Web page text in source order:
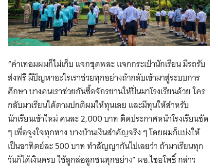
Search
for:
“ค่าเทอมผมก็ไม่เก็บ แจกชุดพละ แจกกระเป๋านักเรียน มีรถรับ
ส่งฟรี มีปัญหาอะไรเราช่วยทุกอย่างถ้ากลับเข้ามาสู่ระบบการ
ศึกษา บางคนเราช่วยกันซื้อจักรยานให้ปั่นมาโรงเรียนด้วย ใคร
กลับมาเรียนได้ตามปกติผมให้ทุนเลย และมีทุนให้สำหรับ
นักเรียนเข้าใหม่ คนละ 2,000 บาท ติดประกาศหน้าโรงเรียนชัด
ๆ เพื่อจูงใจทุกทาง บางบ้านเงินสำคัญจริง ๆ โดยผมก็แบ่งให้
เป็นอาทิตย์ละ 500 บาท ทำสัญญากันไปเลยว่า ถ้ามาเรียนทุก
วันก็ได้เงินครบ ใช้ลูกล่อลูกชนทุกอย่าง” ผอ.ไชยโพธิ์ กล่าว